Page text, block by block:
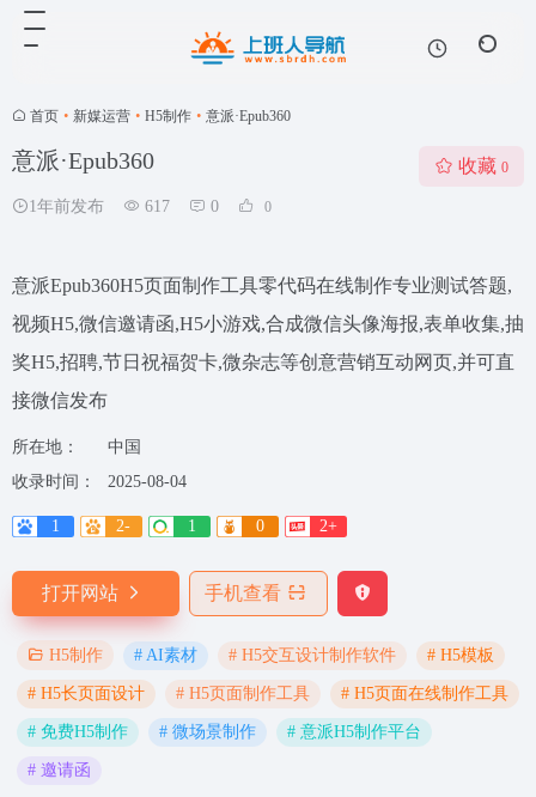
首页 • 新媒运营 • H5制作 • 意派·Epub360
意派·Epub360
1年前发布 617 0 0
收藏 0
意派Epub360H5页面制作工具零代码在线制作专业测试答题,
视频H5,微信邀请函,H5小游戏,合成微信头像海报,表单收集,抽
奖H5,招聘,节日祝福贺卡,微杂志等创意营销互动网页,并可直
接微信发布
所在地：
中国
收录时间：
2025-08-04
1 2- 1 0 2+
打开网站 手机查看
H5制作 # AI素材 # H5交互设计制作软件 # H5模板
# H5长页面设计 # H5页面制作工具 # H5页面在线制作工具
# 免费H5制作 # 微场景制作 # 意派H5制作平台
# 邀请函